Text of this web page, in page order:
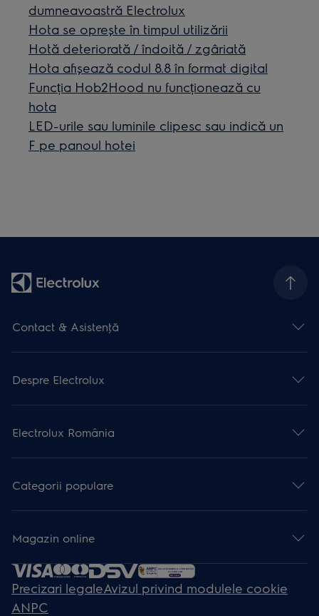
dumneavoastră Electrolux
Hota se oprește în timpul utilizării
Hotă deteriorată / îndoită / zgâriată
Hota afișează codul 8.8 în format digital
Funcția Hob2Hood nu funcționează cu
hota
LED-urile sau luminile clipesc sau indică un
F pe panoul hotei
Contact & Asistenţă
Despre Electrolux
Electrolux România
Categorii populare
Magazin online
Precizari legaleAvizul privind modulele cookie
ANPC